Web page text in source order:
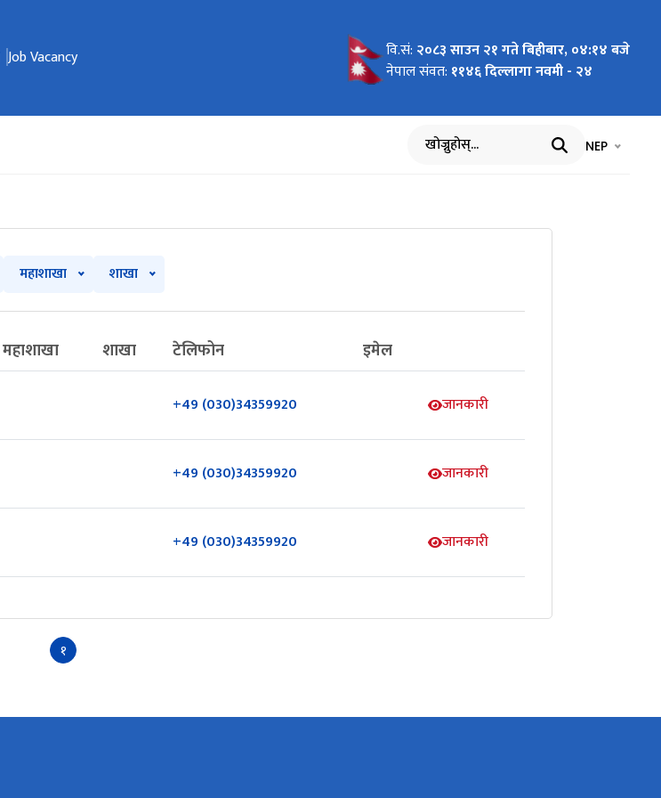
Job Vacancy वि.सं: २०८३ साउन २१ गते बिहीबार, ०४:१४ बजे
नेपाल संवत: ११४६ दिल्लागा नवमी - २४
खोज्नुहोस् भाषा चयन
NEP
महाशाखा शाखा
महाशाखा शाखा टेलिफोन इमेल
+49 (030)34359920 जानकारी
+49 (030)34359920 जानकारी
+49 (030)34359920 जानकारी
१